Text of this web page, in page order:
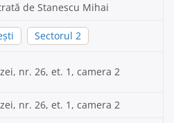
de Stanescu Mihai
Sectorul 2
nr. 26, et. 1, camera 2
nr. 26, et. 1, camera 2